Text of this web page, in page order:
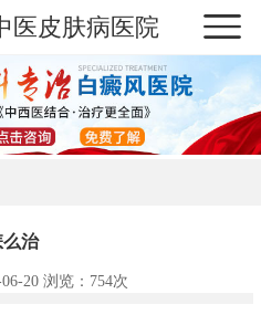
医皮肤病医院
治
20 浏览： 754次